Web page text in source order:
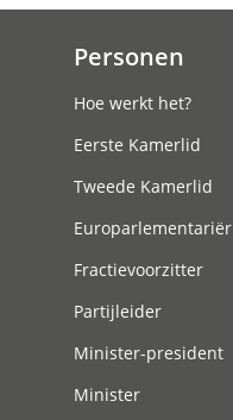
Personen
Hoe werkt het?
Eerste Kamerlid
Tweede Kamerlid
Europarlementariër
Fractievoorzitter
Partijleider
Minister-president
Minister